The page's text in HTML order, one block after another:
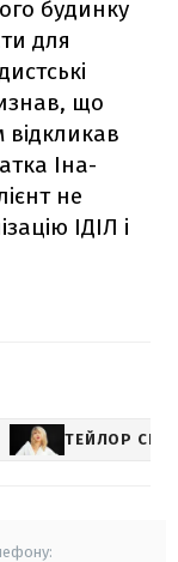
будинку
для
що
Іна-
не
ІДІЛ і
ТЕЙЛОР